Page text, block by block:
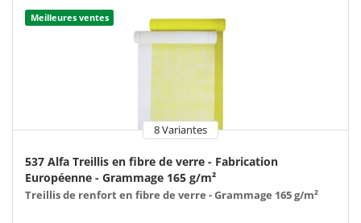
Meilleures ventes
8 Variantes
537 Alfa Treillis en fibre de verre - Fabrication
Européenne - Grammage 165 g/m²
Treillis de renfort en fibre de verre - Grammage 165 g/m²